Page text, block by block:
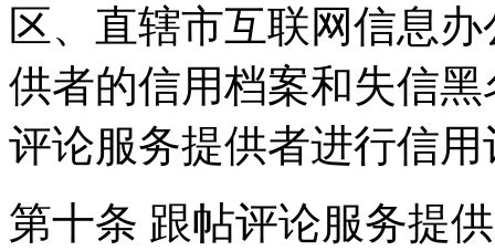
区、直辖市互联网信息
供者的信用档案和失信
评论服务提供者进行信用
第十条 跟帖评论服务提